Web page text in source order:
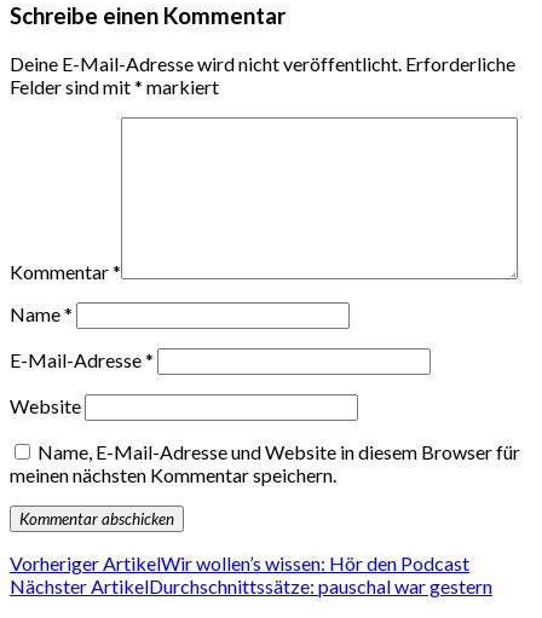
Schreibe einen Kommentar
Deine E-Mail-Adresse wird nicht veröffentlicht. Erforderliche
Felder sind mit* markiert
Kommentar*
Name*
E-Mail-Adresse*
Website
Name, E-Mail-Adresse und Website in diesem Browser für
meinen nächsten Kommentar speichern.
Vorheriger ArtikelWir wollen’s wissen: Hör den Podcast
Nächster ArtikelDurchschnittssätze: pauschal war gestern